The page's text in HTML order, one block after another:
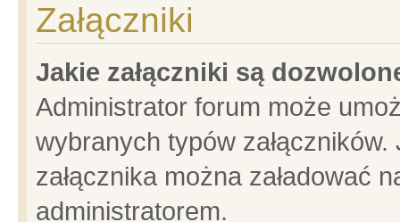
Załączniki
Jakie załączniki są
Administrator forum może
wybranych typów
załącznika można załadować
administratorem.